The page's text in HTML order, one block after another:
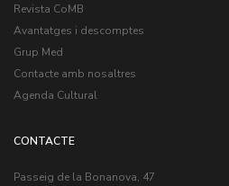
Revista CoMB
Avantatges i descomptes
Grup Med
Contacte amb nosaltres
Agenda Cultural
CONTACTE
Passeig de la Bonanova, 47